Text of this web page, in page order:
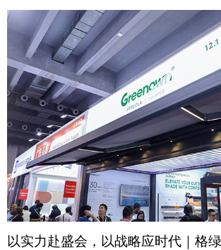
以实力赴盛会，以战略应时代｜格